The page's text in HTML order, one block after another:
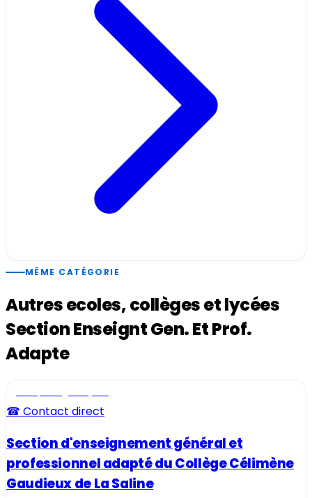
MÊME CATÉGORIE
Autres ecoles, collèges et lycées
Section Enseignt Gen. Et Prof.
Adapte
☎ Contact direct
Section d'enseignement général et
professionnel adapté du Collège Célimène
Gaudieux de La Saline